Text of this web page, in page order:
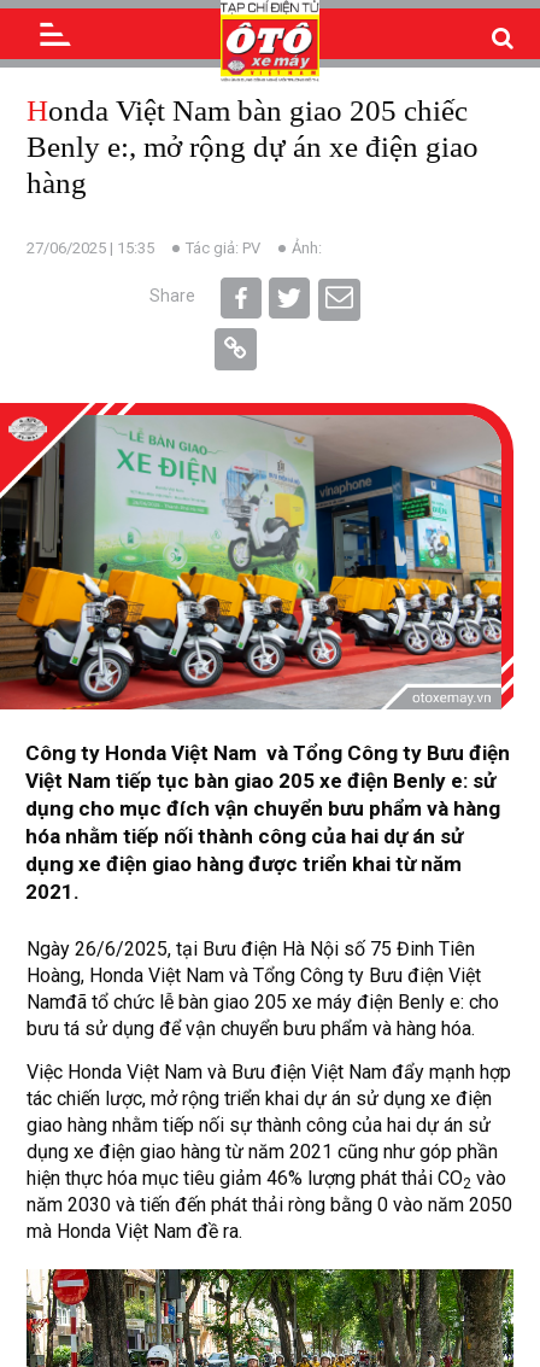
Honda Việt Nam bàn giao 205 chiếc
Benly e:, mở rộng dự án xe điện giao
hàng
27/06/2025 | 15:35 Tác giả: PV Ảnh:
Share
Công ty Honda Việt Nam và Tổng Công ty Bưu điện
Việt Nam tiếp tục bàn giao 205 xe điện Benly e: sử
dụng cho mục đích vận chuyển bưu phẩm và hàng
hóa nhằm tiếp nối thành công của hai dự án sử
dụng xe điện giao hàng được triển khai từ năm
2021.
Ngày 26/6/2025, tại Bưu điện Hà Nội số 75 Đinh Tiên
Hoàng, Honda Việt Nam và Tổng Công ty Bưu điện Việt
Namđã tổ chức lễ bàn giao 205 xe máy điện Benly e: cho
bưu tá sử dụng để vận chuyển bưu phẩm và hàng hóa.
Việc Honda Việt Nam và Bưu điện Việt Nam đẩy mạnh hợp
tác chiến lược, mở rộng triển khai dự án sử dụng xe điện
giao hàng nhằm tiếp nối sự thành công của hai dự án sử
dụng xe điện giao hàng từ năm 2021 cũng như góp phần
hiện thực hóa mục tiêu giảm 46% lượng phát thải CO2 vào
năm 2030 và tiến đến phát thải ròng bằng 0 vào năm 2050
mà Honda Việt Nam đề ra.